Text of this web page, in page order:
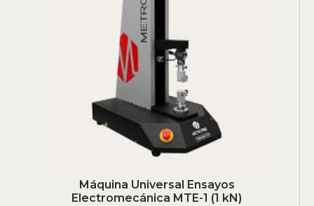
Máquina Universal Ensayos
Electromecánica MTE-1 (1 kN)